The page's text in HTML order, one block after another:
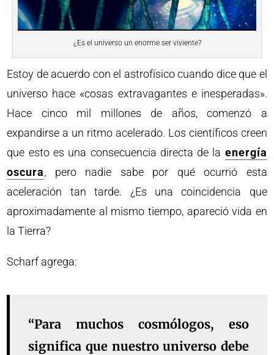
¿Es el universo un enorme ser viviente?
Estoy de acuerdo con el astrofísico cuando dice que el
universo hace «cosas extravagantes e inesperadas».
Hace cinco mil millones de años, comenzó a
expandirse a un ritmo acelerado. Los científicos creen
que esto es una consecuencia directa de la energía
oscura, pero nadie sabe por qué ocurrió esta
aceleración tan tarde. ¿Es una coincidencia que
aproximadamente al mismo tiempo, apareció vida en
la Tierra?
Scharf agrega:
“Para muchos cosmólogos, eso
significa que nuestro universo debe